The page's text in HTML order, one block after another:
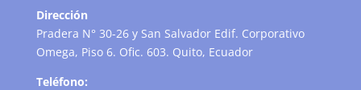
Dirección
Pradera N° 30-26 y San Salvador Edif. Corporativo
Omega, Piso 6. Ofic. 603. Quito, Ecuador
Teléfono: